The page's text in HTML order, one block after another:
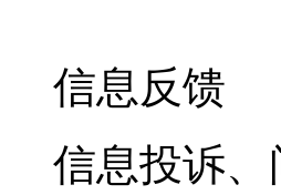
信息反馈
信息投诉、